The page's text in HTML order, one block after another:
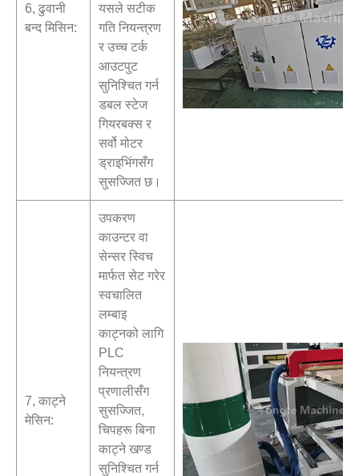
6, ढुवानी
बन्द मिसिन:
यसले सटीक
गति नियन्त्रण
र उच्च टर्क
आउटपुट
सुनिश्चित गर्न
डबल स्टेज
गियरबक्स र
सर्वो मोटर
ड्राइभिंगसँग
सुसज्जित छ।
7, काट्ने
मेसिन:
उपकरण
काउन्टर वा
सेन्सर स्विच
मार्फत सेट गरेर
स्वचालित
लम्बाइ
काट्नको लागि
PLC
नियन्त्रण
प्रणालीसँग
सुसज्जित,
चिपहरू बिना
काट्ने खण्ड
सुनिश्चित गर्न